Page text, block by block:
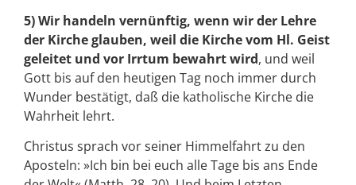
5) Wir handeln vernünftig, wenn wir der Lehre
der Kirche glauben, weil die Kirche vom Hl. Geist
geleitet und vor Irrtum bewahrt wird, und weil
Gott bis auf den heutigen Tag noch immer durch
Wunder bestätigt, daß die katholische Kirche die
Wahrheit lehrt.
Christus sprach vor seiner Himmelfahrt zu den
Aposteln: »Ich bin bei euch alle Tage bis ans Ende